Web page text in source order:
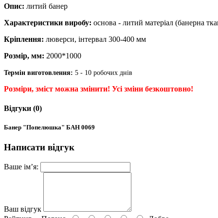
Опис: литий банер
Характеристики виробу: основа - литий матеріал (банерна
Кріплення: люверси, інтервал 300-400 мм
Розмір, мм: 2000*1000
Термін виготовлення: 5 - 10 робочих днів
Розміри, зміст можна змінити! Усі зміни безкоштовно!
Відгуки (0)
Банер "Попелюшка" БАН 0069
Написати відгук
Ваше ім’я:
Ваш відгук